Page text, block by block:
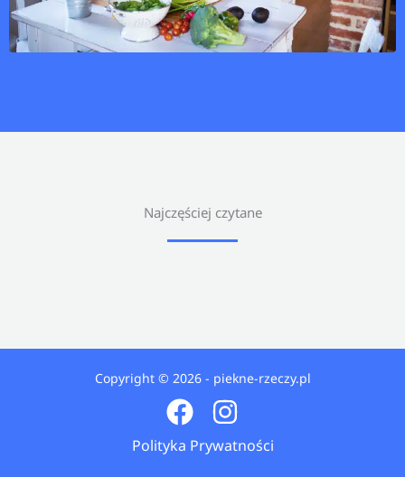
Najczęściej czytane
Copyright © 2026 - piekne-rzeczy.pl
Polityka Prywatności